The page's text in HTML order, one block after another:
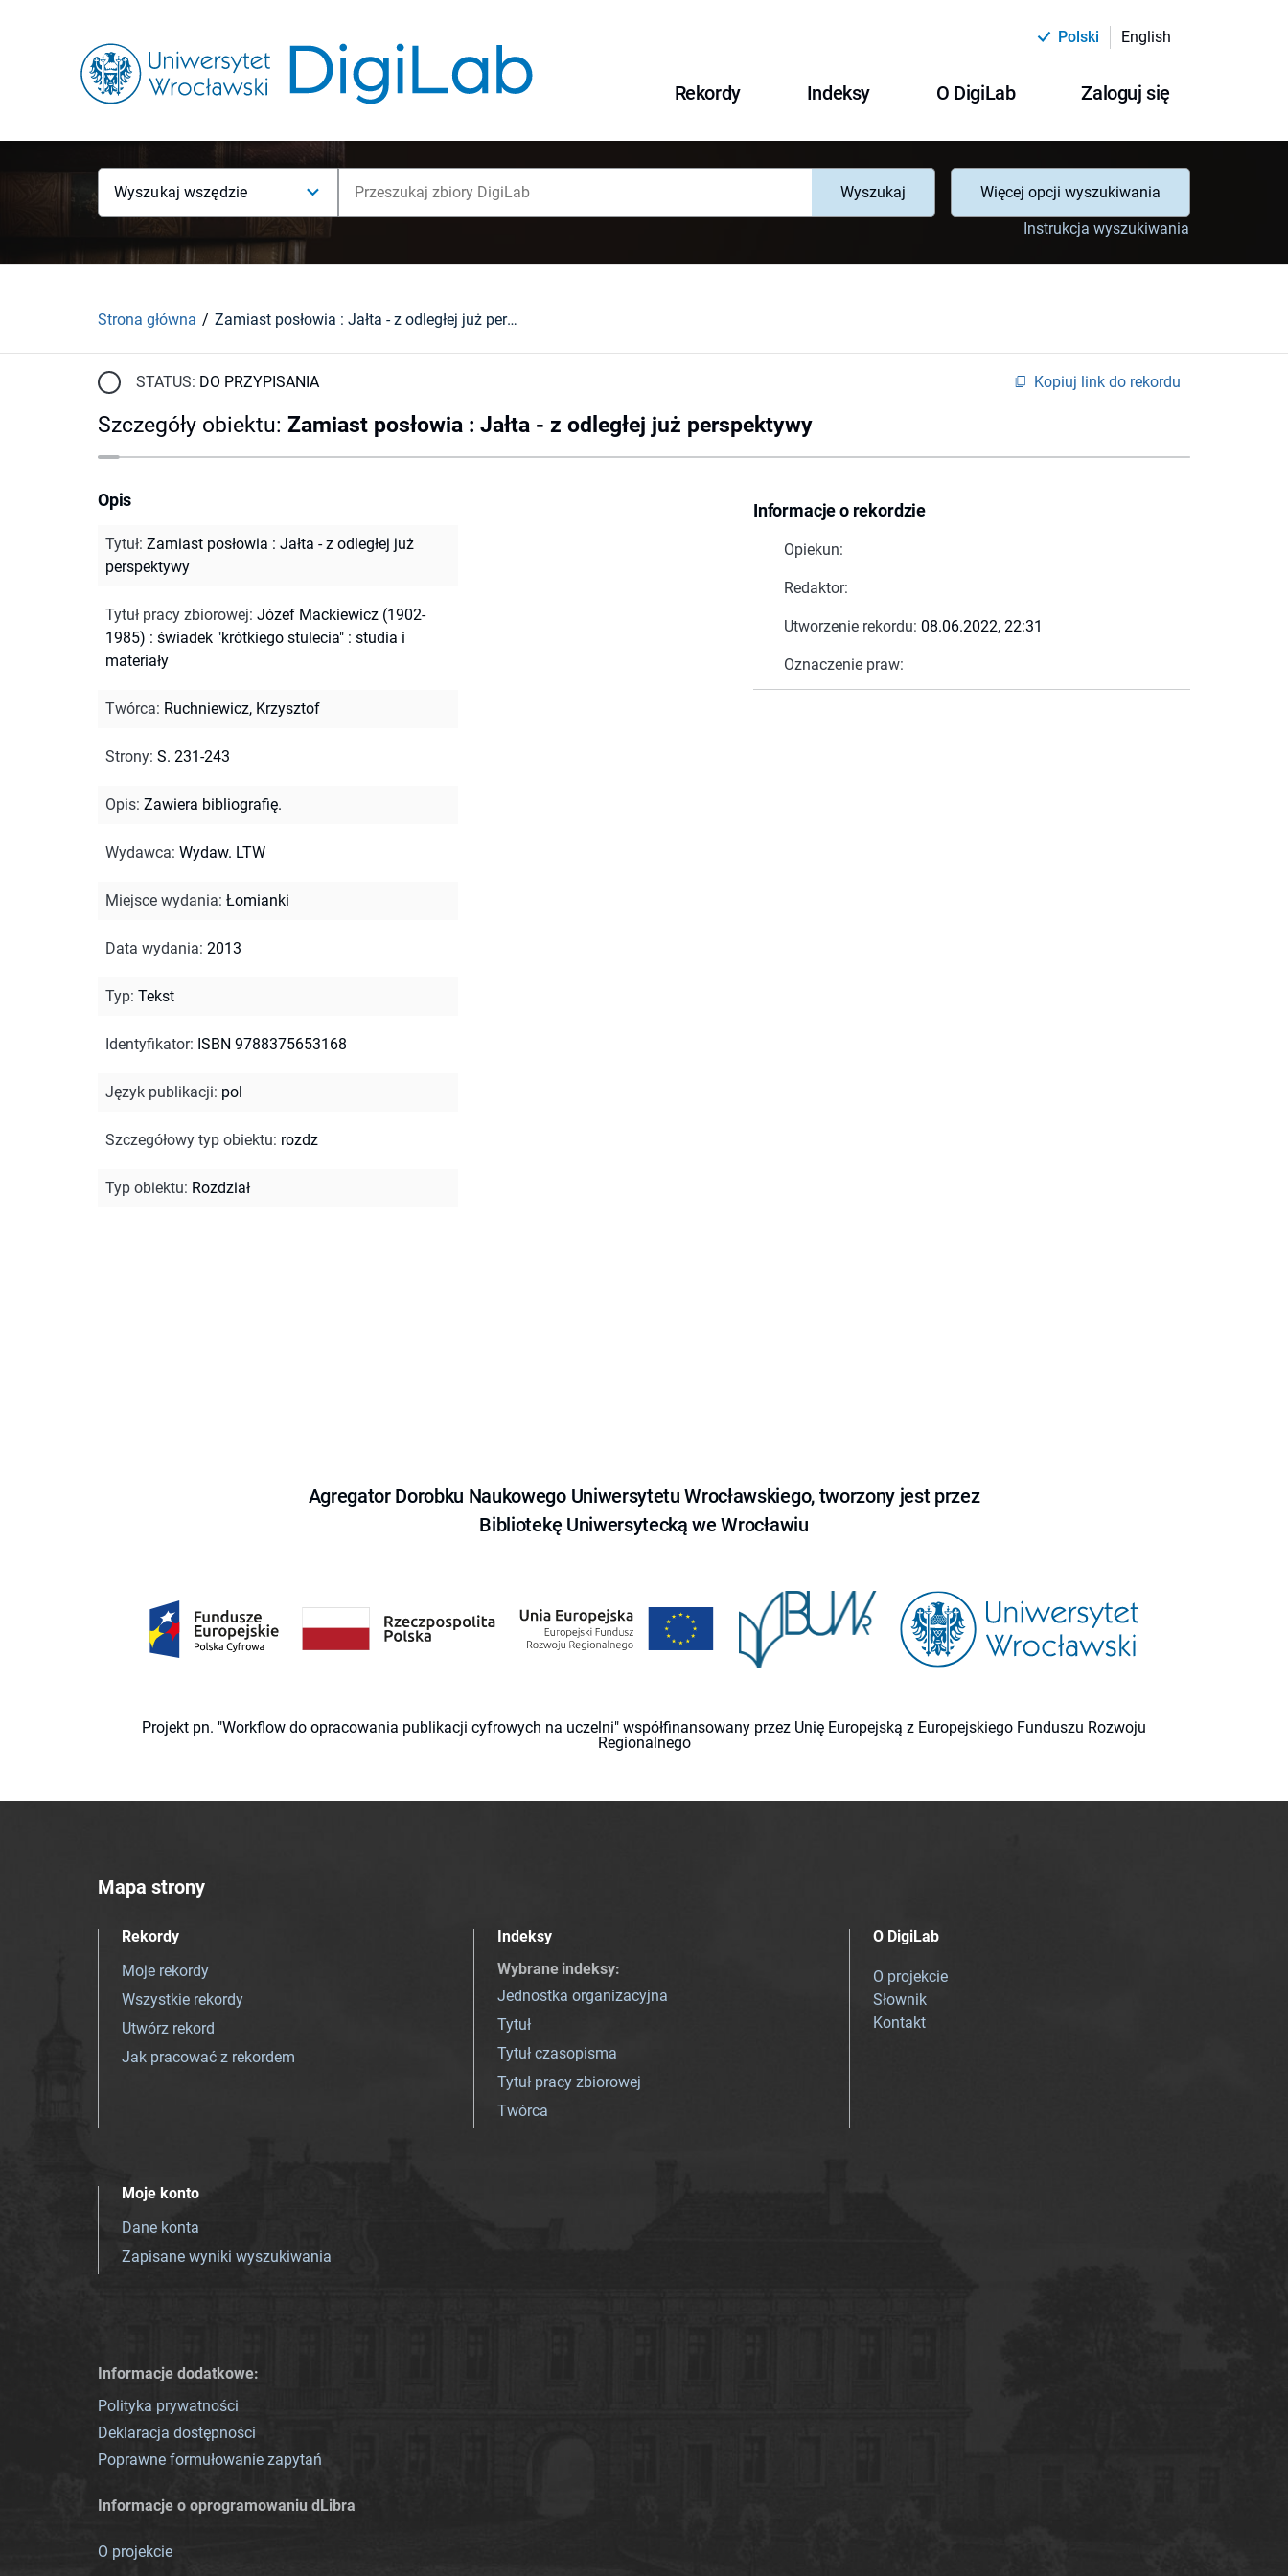
Polski English
Rekordy Indeksy O DigiLab Zaloguj się
Wyszukaj wszędzie Wyszukaj
Więcej opcji wyszukiwania
Instrukcja wyszukiwania
Strona główna Zamiast posłowia : Jałta - z odległej już perspektywy
STATUS: DO PRZYPISANIA Kopiuj link do rekordu
Szczegóły obiektu: Zamiast posłowia : Jałta - z odległej już perspektywy
Informacje o rekordzie
Opiekun:
Redaktor:
Utworzenie rekordu: 08.06.2022, 22:31
Oznaczenie praw:
Opis
Tytuł: Zamiast posłowia : Jałta - z odległej już
perspektywy
Tytuł pracy zbiorowej: Józef Mackiewicz (1902-
1985) : świadek "krótkiego stulecia" : studia i
materiały
Twórca: Ruchniewicz, Krzysztof
Strony: S. 231-243
Opis: Zawiera bibliografię.
Wydawca: Wydaw. LTW
Miejsce wydania: Łomianki
Data wydania: 2013
Typ: Tekst
Identyfikator: ISBN 9788375653168
Język publikacji: pol
Szczegółowy typ obiektu: rozdz
Typ obiektu: Rozdział
Agregator Dorobku Naukowego Uniwersytetu Wrocławskiego, tworzony jest przez
Bibliotekę Uniwersytecką we Wrocławiu
Projekt pn. "Workflow do opracowania publikacji cyfrowych na uczelni" współfinansowany przez Unię Europejską z Europejskiego Funduszu Rozwoju
Regionalnego
Mapa strony
Rekordy
Moje rekordy
Wszystkie rekordy
Utwórz rekord
Jak pracować z rekordem
Indeksy
Wybrane indeksy:
Jednostka organizacyjna
Tytuł
Tytuł czasopisma
Tytuł pracy zbiorowej
Twórca
O DigiLab
O projekcie
Słownik
Kontakt
Moje konto
Dane konta
Zapisane wyniki wyszukiwania
Informacje dodatkowe:
Polityka prywatności
Deklaracja dostępności
Poprawne formułowanie zapytań
Informacje o oprogramowaniu dLibra
O projekcie